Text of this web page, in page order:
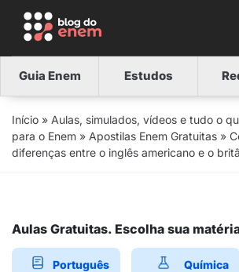
Guia Enem Estudos
Início » Aulas, simulados, vídeos e tudo o
para o Enem » Apostilas Enem Gratuitas »
diferenças entre o inglês americano e o
Aulas Gratuitas. Escolha sua
Português Química